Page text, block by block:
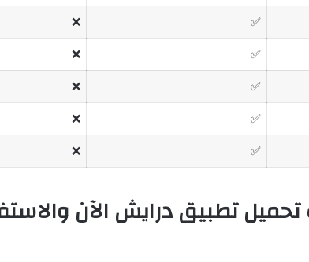
✅
❌
✅
❌
✅
❌
✅
❌
✅
❌
تطبيق درايش الآن